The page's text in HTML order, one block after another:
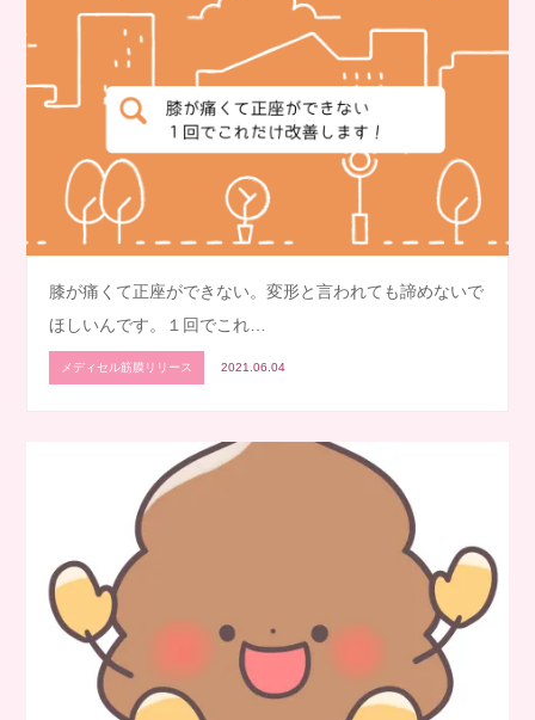
膝が痛くて正座ができない。変形と言われても諦めないで
ほしいんです。１回でこれ…
メディセル筋膜リリース 2021.06.04